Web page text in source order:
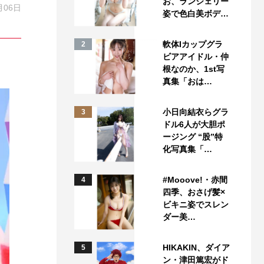
06日
姿で色白美ボデ…
2
軟体Iカップグラ
ビアアイドル・仲
根なのか、1st写
真集「おは…
3
小日向結衣らグラ
ドル6人が大胆ポ
ージング “股”特
化写真集「…
4
#Mooove!・赤間
四季、おさげ髪×
ビキニ姿でスレン
ダー美…
5
HIKAKIN、ダイア
ン・津田篤宏がド